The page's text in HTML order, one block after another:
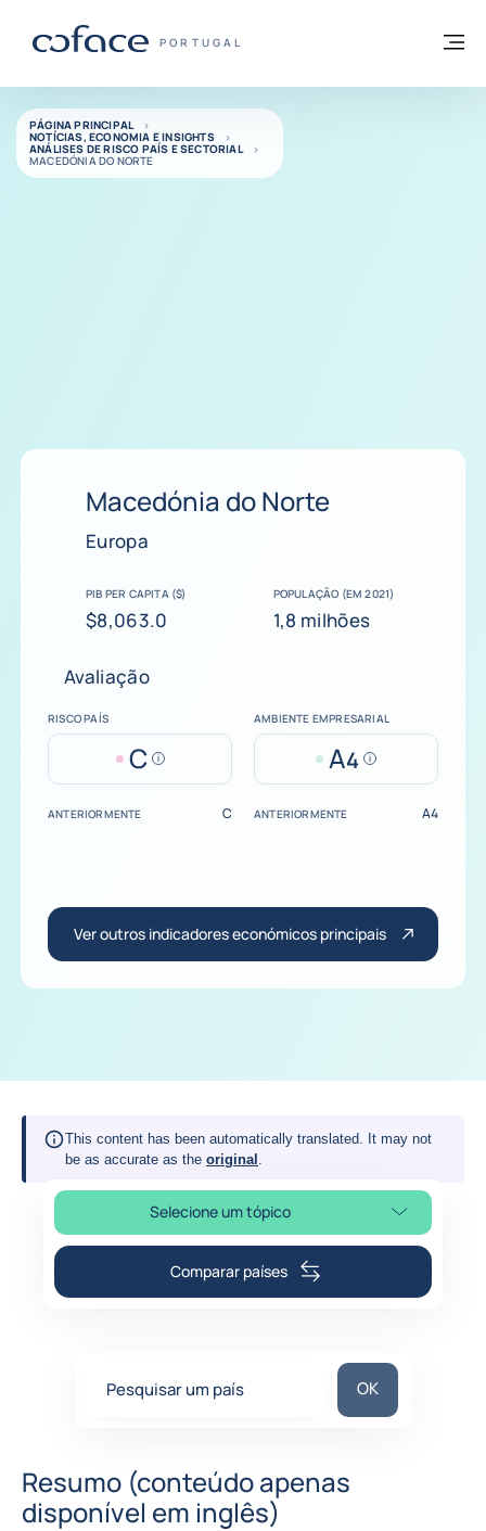
COFACE FOR TRADE - HOMEPAGE DO
PORTUGAL
Voltar à página principal
PÁGINA PRINCIPAL
NOTÍCIAS, ECONOMIA E INSIGHTS
ANÁLISES DE RISCO PAÍS E SECTORIAL
MACEDÓNIA DO NORTE
Macedónia do Norte
Europa
PIB PER CAPITA ($)
$8,063.0
POPULAÇÃO (EM 2021)
1,8 milhões
Avaliação
RISCO PAÍS
C Help
AMBIENTE EMPRESARIAL
A4 Help
ANTERIORMENTE C ANTERIORMENTE A4
Ver outros indicadores económicos principais
This content has been automatically translated. It may not
be as accurate as the original .
Selecione um tópicoSelecionar a secção da página
Comparar países
Pesquisar um país Pesquisar um
OK
Resumo (conteúdo apenas
disponível em inglês)